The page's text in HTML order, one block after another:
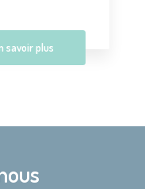
savoir plus